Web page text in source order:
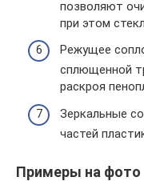
позволяют
при этом
Режущее
сплющенной
раскроя
Зеркальные
частей
Примеры на фото